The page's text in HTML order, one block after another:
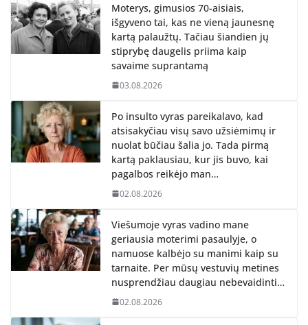
Moterys, gimusios 70-aisiais,
išgyveno tai, kas ne vieną jaunesnę
kartą palaužtų. Tačiau šiandien jų
stiprybę daugelis priima kaip
savaime suprantamą
03.08.2026
Po insulto vyras pareikalavo, kad
atsisakyčiau visų savo užsiėmimų ir
nuolat būčiau šalia jo. Tada pirmą
kartą paklausiau, kur jis buvo, kai
pagalbos reikėjo man…
02.08.2026
Viešumoje vyras vadino mane
geriausia moterimi pasaulyje, o
namuose kalbėjo su manimi kaip su
tarnaite. Per mūsų vestuvių metines
nusprendžiau daugiau nebevaidinti…
02.08.2026